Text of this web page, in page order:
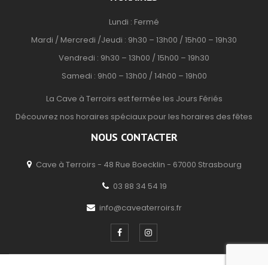
Lundi : Fermé
Mardi / Mercredi /Jeudi : 9h30 – 13h00 / 15h00 – 19h30
Vendredi : 9h30 – 13h00 / 15h00 – 19h30
Samedi : 9h00 – 13h00 / 14h00 – 19h00
La Cave à Terroirs est fermée les Jours Fériés
Découvrez nos horaires spéciaux pour les horaires des fêtes
NOUS CONTACTER
Cave à Terroirs - 48 Rue Boecklin - 67000 Strasbourg
03 88 34 54 19
info@caveaterroirs.fr